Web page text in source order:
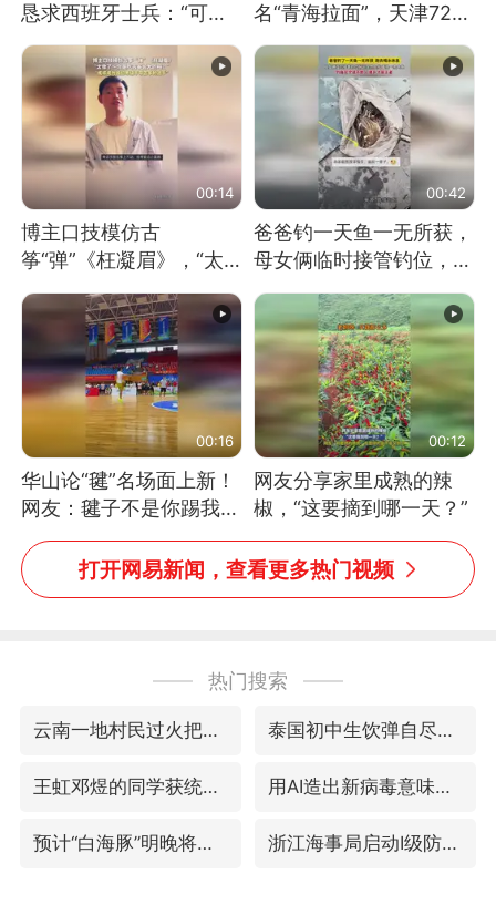
恳求西班牙士兵：“可不
可以不要把我遣返回国”
名“青海拉面”，天津72家
面馆已集体更换招牌
00:14
博主口技模仿古
筝“弹”《枉凝眉》，“太
像了～你是吃古筝长大的
吗？”“或将成为首位考级
不带古筝的选手。”（来
源：新华每日电讯）
00:42
爸爸钓一天鱼一无所获，
母女俩临时接管钓位，用
玩具鱼竿钓上大鱼
00:16
华山论“毽”名场面上新！
网友：毽子不是你踢我
捡，我踢你捡吗
00:12
网友分享家里成熟的辣
椒，“这要摘到哪一天？”
打开网易新闻，查看更多热门视频
热门搜索
云南一地村民过火把节意外灼伤16人 泰国初中生饮弹自尽前开了26枪
王虹邓煜的同学获统计学界诺贝尔奖 用AI造出新病毒意味着什么
预计“白海豚”明晚将在浙江舟山到福建福鼎一带沿海登陆 浙江海事局启动Ⅰ级防台应急响应